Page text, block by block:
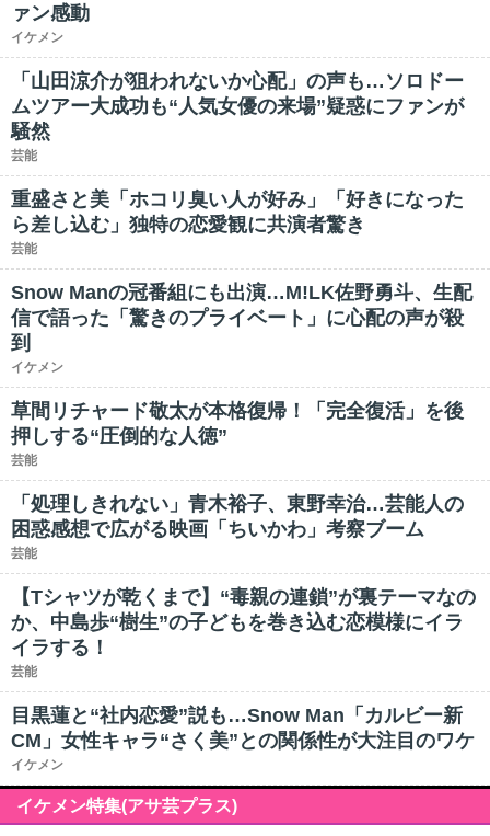
ァン感動
イケメン
「山田涼介が狙われないか心配」の声も…ソロドー
ムツアー大成功も“人気女優の来場”疑惑にファンが
騒然
芸能
重盛さと美「ホコリ臭い人が好み」「好きになった
ら差し込む」独特の恋愛観に共演者驚き
芸能
Snow Manの冠番組にも出演…M!LK佐野勇斗、生配
信で語った「驚きのプライベート」に心配の声が殺
到
イケメン
草間リチャード敬太が本格復帰！「完全復活」を後
押しする“圧倒的な人徳”
芸能
「処理しきれない」青木裕子、東野幸治…芸能人の
困惑感想で広がる映画「ちいかわ」考察ブーム
芸能
【Tシャツが乾くまで】“毒親の連鎖”が裏テーマなの
か、中島歩“樹生”の子どもを巻き込む恋模様にイラ
イラする！
芸能
目黒蓮と“社内恋愛”説も…Snow Man「カルビー新
CM」女性キャラ“さく美”との関係性が大注目のワケ
イケメン
イケメン特集(アサ芸プラス)